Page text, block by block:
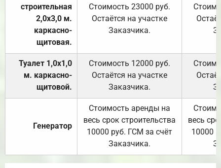
строительная
2,0х3,0 м.
каркасно-
щитовая.
Стоимость 23000 руб.
Остаётся на участке
Заказчика.
Туалет 1,0х1,0
м. каркасно-
щитовой.
Стоимость 12000 руб.
Остаётся на участке
Заказчика.
Генератор
Стоимость аренды на
весь срок строительства
10000 руб. ГСМ за счёт
Заказчика.
весь
10000